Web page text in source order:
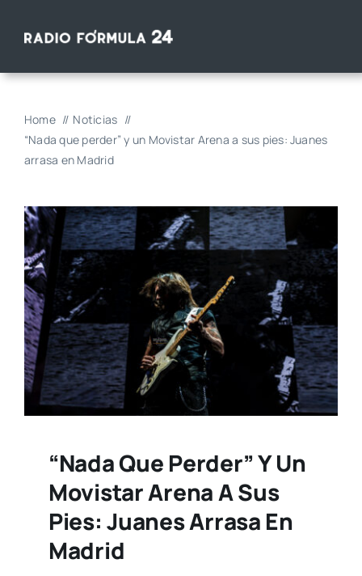
Home
Noticias
“Nada que perder” y un Movistar Arena a sus pies: Juanes
arrasa en Madrid
“Nada Que Perder” Y Un
Movistar Arena A Sus
Pies: Juanes Arrasa En
Madrid